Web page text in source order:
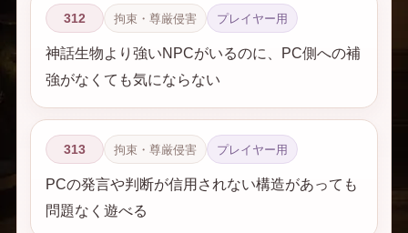
312 拘束・尊厳侵害 プレイヤー用
神話生物より強いNPCがいるのに、PC側への補
強がなくても気にならない
313 拘束・尊厳侵害 プレイヤー用
PCの発言や判断が信用されない構造があっても
問題なく遊べる